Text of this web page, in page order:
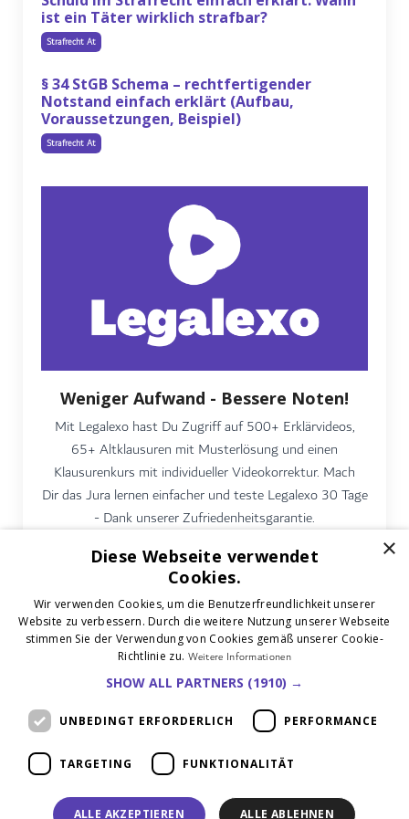
ist ein Täter wirklich strafbar?
Strafrecht At
§ 34 StGB Schema – rechtfertigender
Notstand einfach erklärt (Aufbau,
Voraussetzungen, Beispiel)
Strafrecht At
Weniger Aufwand - Bessere Noten!
Mit Legalexo hast Du Zugriff auf 500+ Erklärvideos,
65+ Altklausuren mit Musterlösung und einen
Klausurenkurs mit individueller Videokorrektur. Mach
Dir das Jura lernen einfacher und teste Legalexo 30 Tage
- Dank unserer Zufriedenheitsgarantie.
Mehr erfahren
Kontakt Impressum
Verträge kündigen
Verträge widerrufen
© 2026 Legalexo
×
Diese Webseite verwendet
Cookies.
Wir verwenden Cookies, um die Benutzerfreundlichkeit unserer
Website zu verbessern. Durch die weitere Nutzung unserer Webseite
stimmen Sie der Verwendung von Cookies gemäß unserer Cookie-
Richtlinie zu. Weitere Informationen
SHOW ALL PARTNERS (1910) →
UNBEDINGT ERFORDERLICH PERFORMANCE
TARGETING FUNKTIONALITÄT
ALLE AKZEPTIEREN ALLE ABLEHNEN